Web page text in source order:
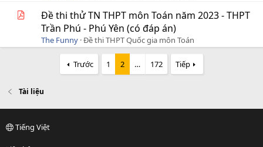
Đề thi thử TN THPT môn Toán năm 2023 - THPT
Trần Phú - Phú Yên (có đáp án)
The Funny Đề thi THPT Quốc gia môn Toán
Trước 1 2 … 172 Tiếp
Tài liệu
Tiếng Việt